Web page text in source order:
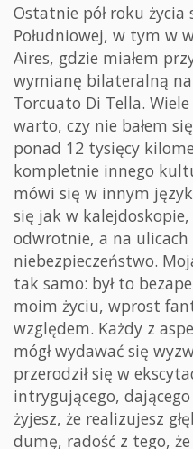
Ostatnie pół roku życia
Południowej, w tym w
Aires, gdzie miałem
wymianę bilateralną
Torcuato Di Tella.
warto, czy nie bałem
ponad 12 tysięcy
kompletnie innego
mówi się w innym
się jak w
odwrotnie, a na
niebezpieczeństwo.
tak samo: był to
moim życiu, wprost
względem. Każdy z
mógł wydawać się
przerodził się w
intrygującego,
żyjesz, że realizujesz
dumę, radość z tego,